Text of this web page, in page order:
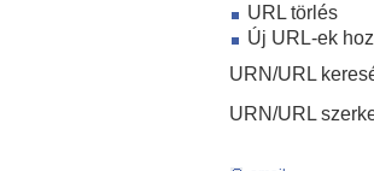
URL törlés
Új URL-ek
URN/URL
URN/URL